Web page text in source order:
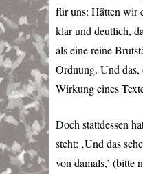
für uns: Hätten wir
klar und deutlich,
als eine reine
Ordnung. Und das,
Wirkung eines
Doch stattdessen
steht: ‚Und das
von damals,’ (bitte